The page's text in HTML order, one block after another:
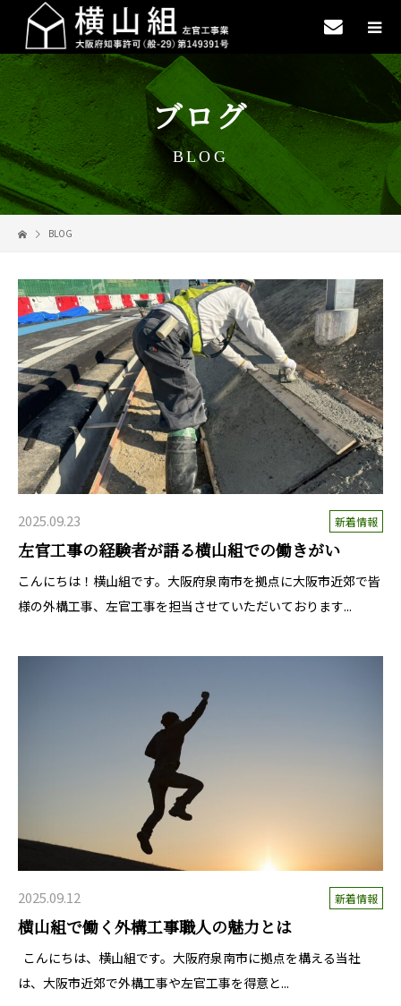
ブログ
BLOG
BLOG
2025.09.23 新着情報
左官工事の経験者が語る横山組での働きがい
こんにちは！横山組です。大阪府泉南市を拠点に大阪市近郊で皆
様の外構工事、左官工事を担当させていただいております...
2025.09.12 新着情報
横山組で働く外構工事職人の魅力とは
こんにちは、横山組です。大阪府泉南市に拠点を構える当社
は、大阪市近郊で外構工事や左官工事を得意と...